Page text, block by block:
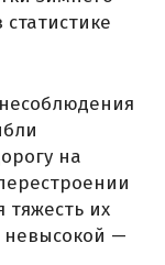
на
тяжесть их
невысокой —